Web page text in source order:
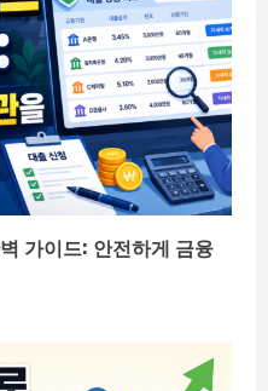
가이드: 안전하게 금융